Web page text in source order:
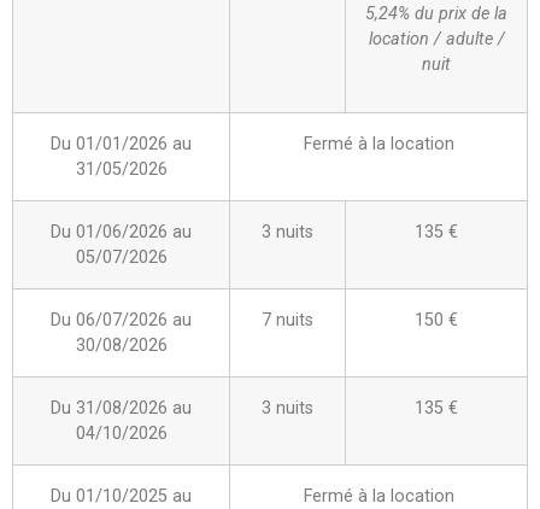
5,24% du prix de la
location / adulte /
nuit
Du 01/01/2026 au
31/05/2026
Fermé à la location
Du 01/06/2026 au
05/07/2026
3 nuits 135 €
Du 06/07/2026 au
30/08/2026
7 nuits 150 €
Du 31/08/2026 au
04/10/2026
3 nuits 135 €
Du 01/10/2025 au
Fermé à la location